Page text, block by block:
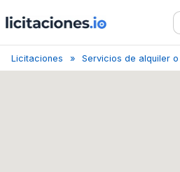
Licitaciones Servicios de alquiler